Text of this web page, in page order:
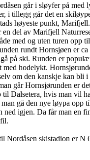
går i sløyfer på med
i tillegg går det en
høyeste punkt,
del av Marifjell
med og uten turen opp
rundt Hornsjøen er
på ski. Runden er
hodelykt.
om den kanskje kan bli i
går Hornsjørunden er
Dalsetera, hvis man vil
man gå den nye løypa opp
ned igjen. Da får man en
Nordåsen skistadion er N